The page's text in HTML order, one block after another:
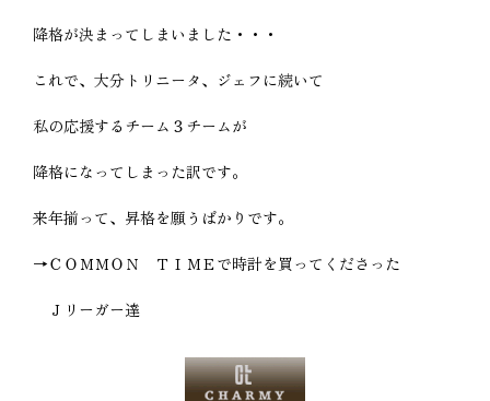
降格が決まってしまいました・・・
これで、大分トリニータ、ジェフに続いて
私の応援するチーム３チームが
降格になってしまった訳です。
来年揃って、昇格を願うばかりです。
→ＣＯＭＭＯＮ ＴＩＭＥで時計を買ってくださった
Ｊリーガー達